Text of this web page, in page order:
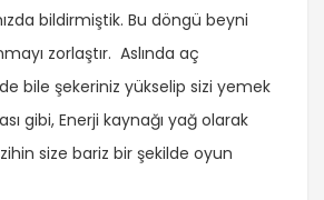
bildirmiştik. Bu döngü beyni
zorlaştır. Aslında aç
bile şekeriniz yükselip sizi yemek
gibi, Enerji kaynağı yağ olarak
size bariz bir şekilde oyun